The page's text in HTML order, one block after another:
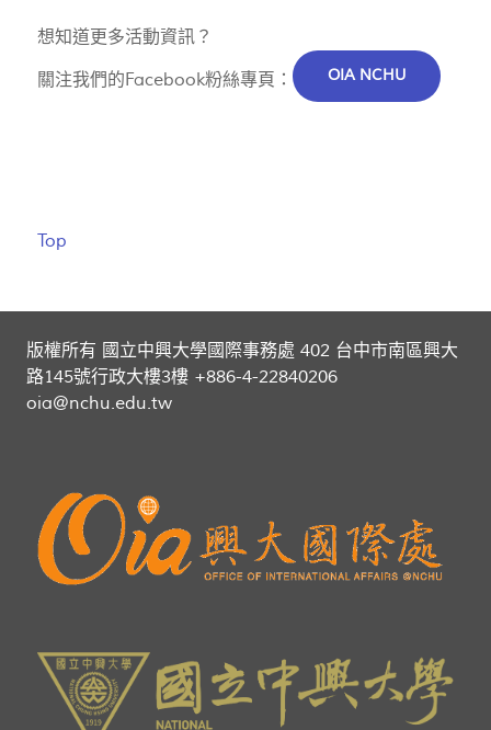
想知道更多活動資訊？
關注我們的Facebook粉絲專頁：
OIA NCHU
Top
版權所有 國立中興大學國際事務處 402 台中市南區興大
路145號行政大樓3樓 +886-4-22840206
oia@nchu.edu.tw